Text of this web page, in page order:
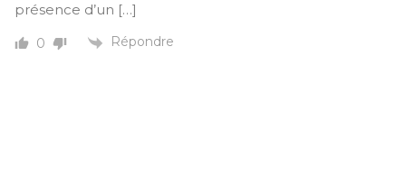
présence d’un […]
0 Répondre